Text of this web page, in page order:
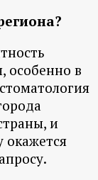
особенно в
и
окажется